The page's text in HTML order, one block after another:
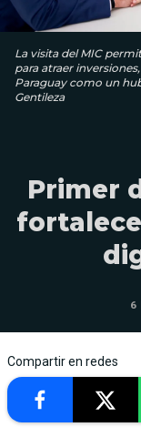
La visita del MIC
para atraer
Paraguay como un
Gentileza
Primer
6
Compartir en redes